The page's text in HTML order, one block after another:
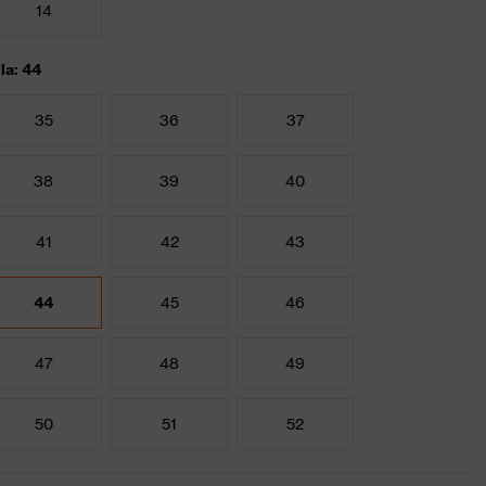
14
44
35 36 37
38 39 40
41 42 43
44 45 46
47 48 49
50 51 52